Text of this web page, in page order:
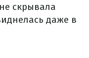
скрывала
даже в